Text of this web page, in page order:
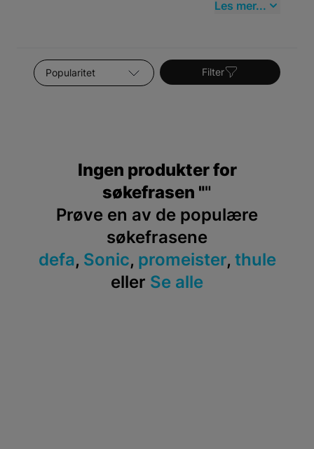
Les mer...
Sorter etter Filter
Ingen produkter for
søkefrasen ""
Prøve en av de populære
søkefrasene
defa, Sonic, promeister, thule
eller Se alle